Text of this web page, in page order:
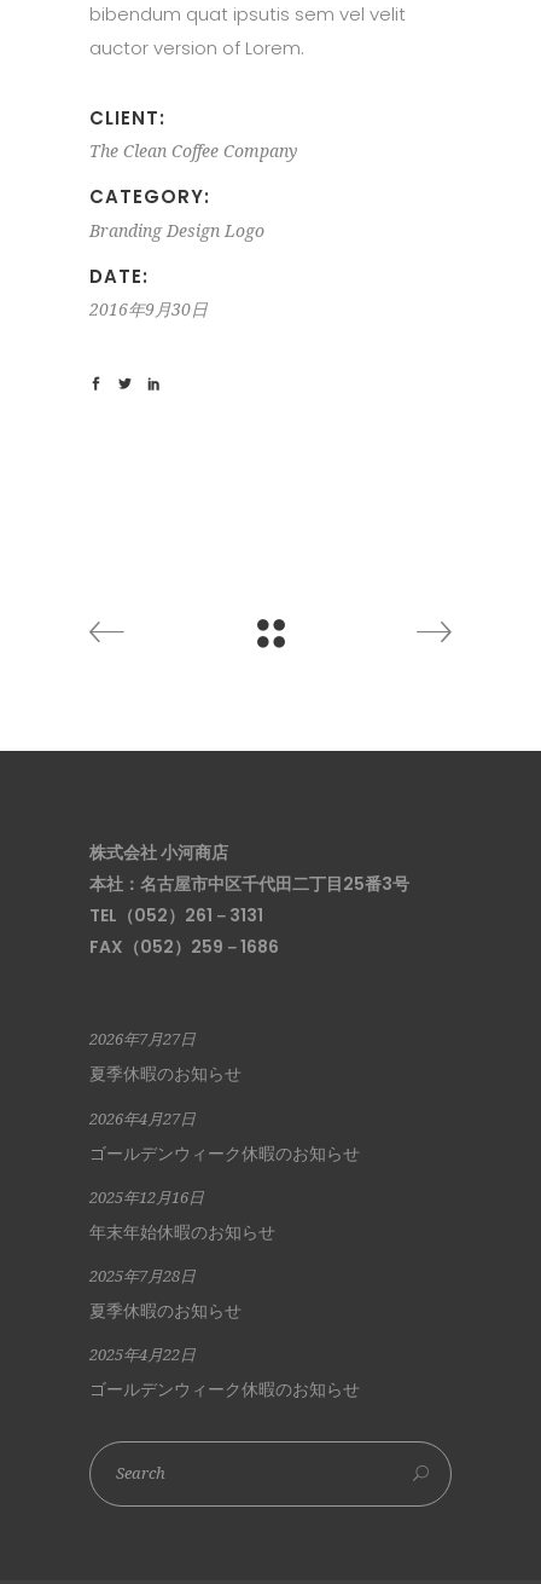
bibendum quat ipsutis sem vel velit
auctor version of Lorem.
CLIENT:
The Clean Coffee Company
CATEGORY:
Branding Design Logo
DATE:
2016年9月30日
株式会社 小河商店
本社：名古屋市中区千代田二丁目25番3号
TEL（052）261－3131
FAX（052）259－1686
2026年7月27日
夏季休暇のお知らせ
2026年4月27日
ゴールデンウィーク休暇のお知らせ
2025年12月16日
年末年始休暇のお知らせ
2025年7月28日
夏季休暇のお知らせ
2025年4月22日
ゴールデンウィーク休暇のお知らせ